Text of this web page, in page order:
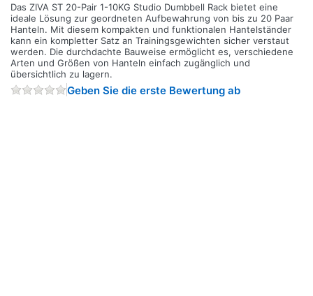
Das ZIVA ST 20-Pair 1-10KG Studio Dumbbell Rack bietet eine
ideale Lösung zur geordneten Aufbewahrung von bis zu 20 Paar
Hanteln. Mit diesem kompakten und funktionalen Hantelständer
kann ein kompletter Satz an Trainingsgewichten sicher verstaut
werden. Die durchdachte Bauweise ermöglicht es, verschiedene
Arten und Größen von Hanteln einfach zugänglich und
übersichtlich zu lagern.
Geben Sie die erste Bewertung ab